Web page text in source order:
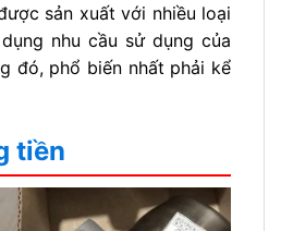
sản xuất với nhiều loại
nhu cầu sử dụng của
đó, phổ biến nhất phải kể
tiền